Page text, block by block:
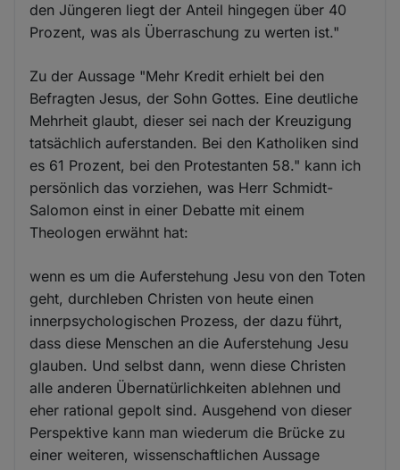
den Jüngeren liegt der Anteil hingegen über 40
Prozent, was als Überraschung zu werten ist."
Zu der Aussage "Mehr Kredit erhielt bei den
Befragten Jesus, der Sohn Gottes. Eine deutliche
Mehrheit glaubt, dieser sei nach der Kreuzigung
tatsächlich auferstanden. Bei den Katholiken sind
es 61 Prozent, bei den Protestanten 58." kann ich
persönlich das vorziehen, was Herr Schmidt-
Salomon einst in einer Debatte mit einem
Theologen erwähnt hat:
wenn es um die Auferstehung Jesu von den Toten
geht, durchleben Christen von heute einen
innerpsychologischen Prozess, der dazu führt,
dass diese Menschen an die Auferstehung Jesu
glauben. Und selbst dann, wenn diese Christen
alle anderen Übernatürlichkeiten ablehnen und
eher rational gepolt sind. Ausgehend von dieser
Perspektive kann man wiederum die Brücke zu
einer weiteren, wissenschaftlichen Aussage